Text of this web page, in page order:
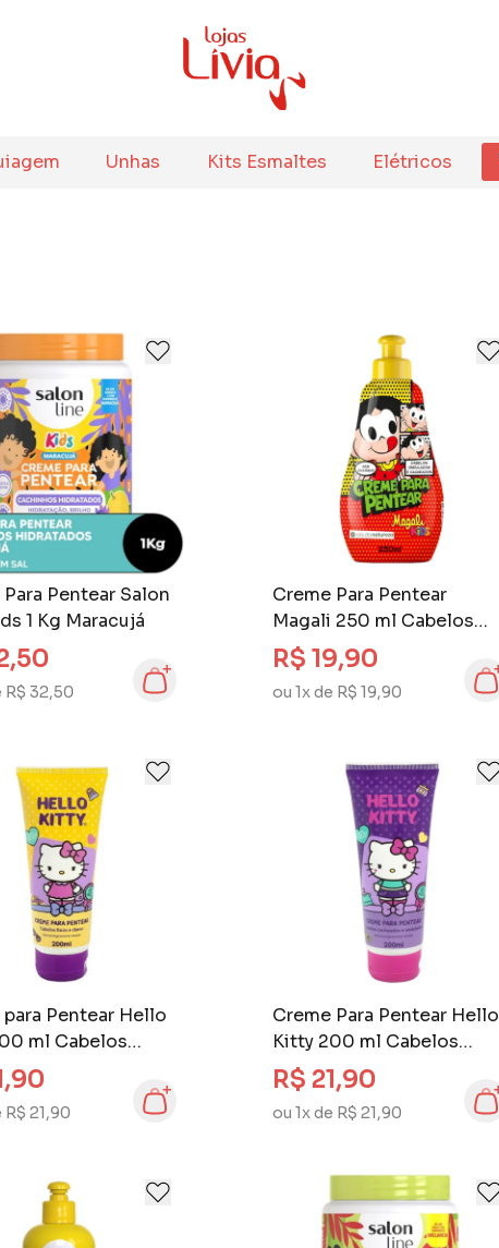
Unhas Kits Esmaltes Elétricos
Pentear Salon
1 Kg Maracujá
R$ 32,50
Creme Para Pentear
Magali 250 ml Cabelos
Ondulados e Cacheados
R$ 19,90
ou 1x de R$ 19,90
para Pentear Hello
ml Cabelos
Claros
R$ 21,90
Creme Para Pentear Hello
Kitty 200 ml Cabelos
Ondulados e Cacheados
R$ 21,90
ou 1x de R$ 21,90